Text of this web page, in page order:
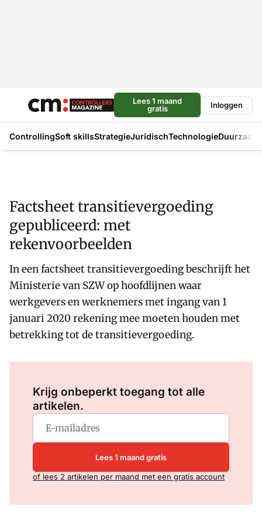
Lees 1 maand
gratis
Inloggen
ControllingSoft skillsStrategieJuridischTechnologie
Factsheet transitievergoeding
gepubliceerd: met
rekenvoorbeelden
In een factsheet transitievergoeding beschrijft het
Ministerie van SZW op hoofdlijnen waar
werkgevers en werknemers met ingang van 1
januari 2020 rekening mee moeten houden met
betrekking tot de transitievergoeding.
Krijg onbeperkt toegang tot alle
artikelen.
Lees 1 maand gratis
of lees 2 artikelen per maand met een gratis account